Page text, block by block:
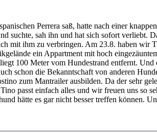
Perrera saß, hatte nach einer
suchte, sah ihn und hat sich sofort
mit ihm zu verbringen. Am 23.8. haben wir
ein Appartment mit hoch
100 Meter vom Hundestrand entfernt.
schon die Bekanntschaft von anderen
zum Mantrailer ausbilden. Da der sehr
passt einfach alles und wir freuen uns so
hätte es gar nicht besser treffen können.